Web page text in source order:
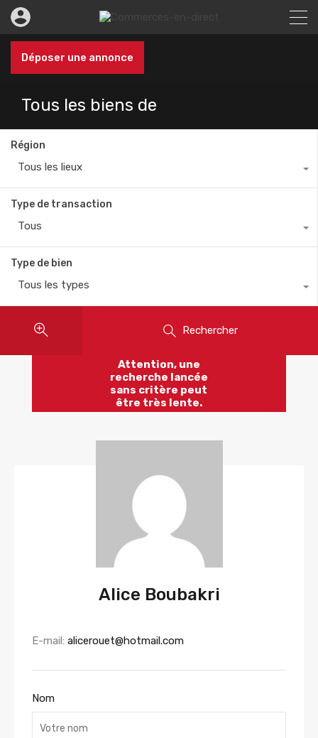
Déposer une annonce
Tous les biens de
Région
Tous les lieux
Type de transaction
Tous
Type de bien
Tous les types
Rechercher
Attention, une
recherche lancée
sans critère peut
être très lente.
Alice Boubakri
E-mail: alicerouet@hotmail.com
Nom